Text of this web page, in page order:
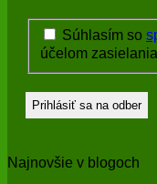
Súhlasím so
účelom
Najnovšie v blogoch